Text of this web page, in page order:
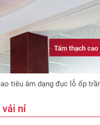
tiêu âm dạng đục lỗ ốp
vải nỉ